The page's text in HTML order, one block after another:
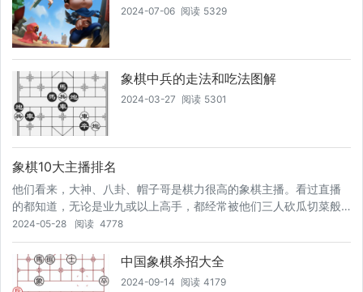
2024-07-06 阅读 5329
象棋中兵的走法和吃法图解
2024-03-27 阅读 5301
象棋10大主播排名
他们看来，大神、八卦、帽子哥是棋力很高的象棋主播。看过直播
的都知道，无论是业九或以上高手，都经常被他们三人砍瓜切菜般
拿捏。这三位象棋主播棋风迥异，并且棋力也有高低之分。在这部
分棋友内心里，大神的棋力最高，八卦次之，帽子哥排第三。据他
们了解介绍到，大神大概是上海人，他们曾经看过他和蒋川特级大
师的一盘棋，大神能够后手谋和顶尖特级大师，足见大神具备国手
2024-05-28 阅读 4778
中国象棋杀招大全
2024-09-14 阅读 4179